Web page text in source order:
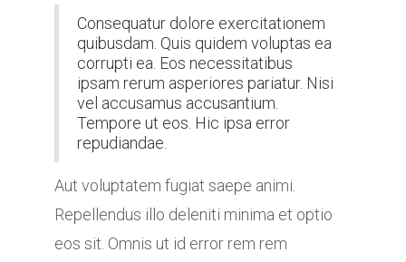
Consequatur dolore exercitationem
quibusdam. Quis quidem voluptas ea
corrupti ea. Eos necessitatibus
ipsam rerum asperiores pariatur. Nisi
vel accusamus accusantium.
Tempore ut eos. Hic ipsa error
repudiandae.
Aut voluptatem fugiat saepe animi.
Repellendus illo deleniti minima et optio
eos sit. Omnis ut id error rem rem